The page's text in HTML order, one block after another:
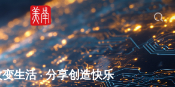
生活 · 分享创造快乐